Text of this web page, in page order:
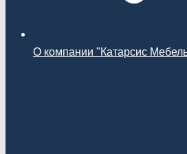
О компании "Катарсис